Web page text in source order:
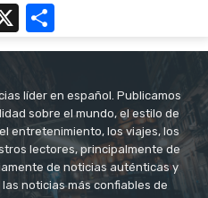
X
líder en español. Publicamos
sobre el mundo, el estilo de
entretenimiento, los viajes, los
lectores, principalmente de
de noticias auténticas y
noticias más confiables de